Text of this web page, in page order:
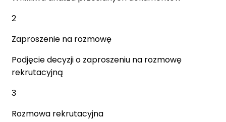
2
Zaproszenie na rozmowę
Podjęcie decyzji o zaproszeniu na rozmowę
rekrutacyjną
3
Rozmowa rekrutacyjna